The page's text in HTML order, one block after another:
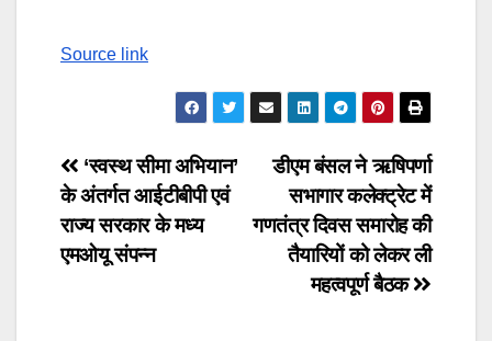
Source link
Post
navigation
डीएम बंसल ने ऋषिपर्णा
सभागार कलेक्ट्रेट में
गणतंत्र दिवस समारोह की
तैयारियों को लेकर ली
महत्वपूर्ण बैठक
‘स्वस्थ सीमा अभियान’
के अंतर्गत आईटीबीपी एवं
राज्य सरकार के मध्य
एमओयू संपन्न